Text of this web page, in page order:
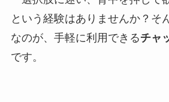
という経験はありませんか？そ
なのが、手軽に利用できるチャ
です。